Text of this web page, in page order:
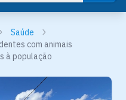
Saúde
com animais
à população